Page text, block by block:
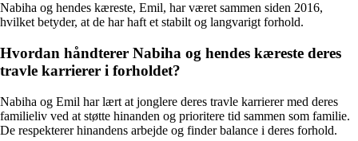
Nabiha og hendes kæreste, Emil, har været sammen siden 2016,
hvilket betyder, at de har haft et stabilt og langvarigt forhold.
Hvordan håndterer Nabiha og hendes kæreste deres
travle karrierer i forholdet?
Nabiha og Emil har lært at jonglere deres travle karrierer med deres
familieliv ved at støtte hinanden og prioritere tid sammen som familie.
De respekterer hinandens arbejde og finder balance i deres forhold.